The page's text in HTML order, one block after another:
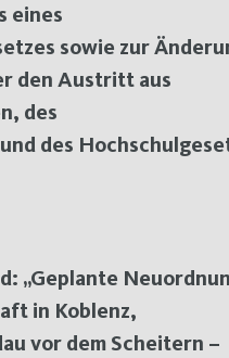
eines
sowie zur
den Austritt aus
des
des
„Geplante
in Koblenz,
vor dem Scheitern –